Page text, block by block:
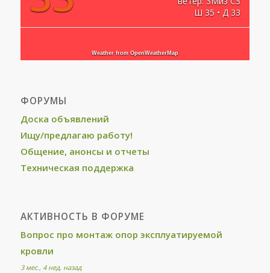
Ш 35 • Д 33
Weather from OpenWeatherMap
ФОРУМЫ
Доска объявлений
Ищу/предлагаю работу!
Общение, анонсы и отчеты
Техническая поддержка
АКТИВНОСТЬ В ФОРУМЕ
Вопрос про монтаж опор эксплуатируемой
кровли
3 мес., 4 нед. назад